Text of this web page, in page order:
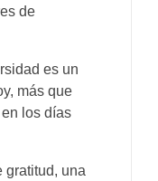
de
es un
más que
los días
gratitud, una